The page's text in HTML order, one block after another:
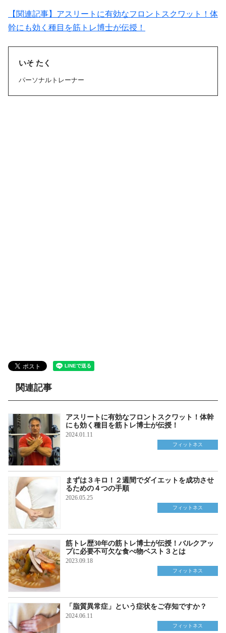
【関連記事】アスリートに有効なフロントスクワット！体
幹にも効く種目を筋トレ博士が伝授！
いそ たく
パーソナルトレーナー
関連記事
アスリートに有効なフロントスクワット！体幹
にも効く種目を筋トレ博士が伝授！
2024.01.11
フィットネス
まずは３キロ！２週間でダイエットを成功させ
るための４つの手順
2026.05.25
フィットネス
筋トレ歴30年の筋トレ博士が伝授！バルクアッ
プに必要不可欠な食べ物ベスト３とは
2023.09.18
フィットネス
「脂質異常症」という症状をご存知ですか？
2024.06.11
フィットネス